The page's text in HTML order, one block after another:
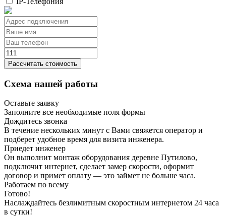
Рассчитать стоимость
Схема нашей работы
Оставьте заявку
Заполните все необходимые поля формы
Дождитесь звонка
В течение нескольких минут с Вами свяжется оператор и
подберет удобное время для визита инженера.
Приедет инженер
Он выполнит монтаж оборудования деревне Путилово,
подключит интернет, сделает замер скорости, оформит
договор и примет оплату — это займет не больше часа.
Работаем по всему
Готово!
Наслаждайтесь безлимитным скоростным интернетом 24 часа
в сутки!